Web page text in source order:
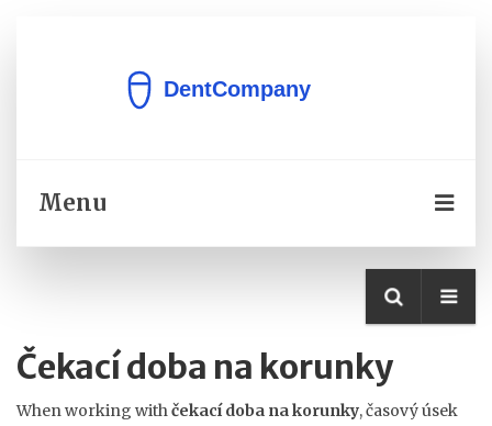
Menu
Čekací doba na korunky
When working withčekací doba na korunky,časový úsek